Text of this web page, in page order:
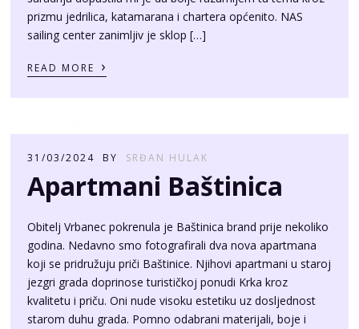
prizmu jedrilica, katamarana i chartera općenito. NAS
sailing center zanimljiv je sklop […]
READ MORE ›
31/03/2024 BY SRĐAN HULAK
Apartmani Baštinica
Obitelj Vrbanec pokrenula je Baštinica brand prije nekoliko
godina. Nedavno smo fotografirali dva nova apartmana
koji se pridružuju priči Baštinice. Njihovi apartmani u staroj
jezgri grada doprinose turističkoj ponudi Krka kroz
kvalitetu i priču. Oni nude visoku estetiku uz dosljednost
starom duhu grada. Pomno odabrani materijali, boje i